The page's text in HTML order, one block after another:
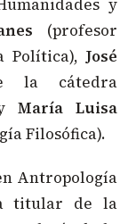
y
(profesor
Política),José
la cátedra
María Luisa
Filosófica).
Antropología
titular de la